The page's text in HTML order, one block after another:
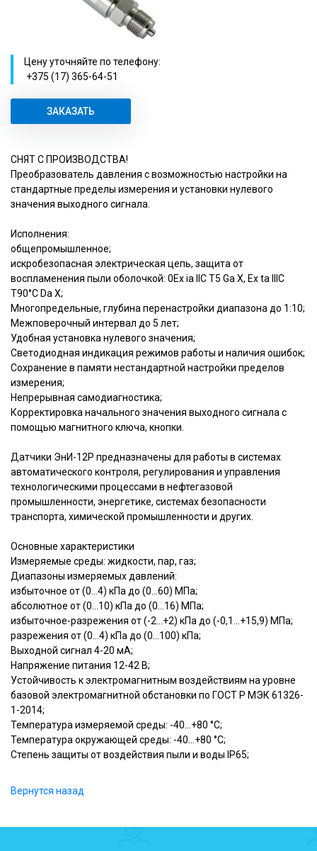
Цену уточняйте по телефону:
+375 (17) 365-64-51
ЗАКАЗАТЬ
СНЯТ С ПРОИЗВОДСТВА!
Преобразователь давления с возможностью настройки на
стандартные пределы измерения и установки нулевого
значения выходного сигнала.
Исполнения:
общепромышленное;
искробезопасная электрическая цепь, защита от
воспламенения пыли оболочкой: 0Ex ia IIC T5 Ga X, Ex ta IIIC
T90°C Da X;
Многопредельные, глубина перенастройки диапазона до 1:10;
Межповерочный интервал до 5 лет;
Удобная установка нулевого значения;
Светодиодная индикация режимов работы и наличия ошибок;
Сохранение в памяти нестандартной настройки пределов
измерения;
Непрерывная самодиагностика;
Корректировка начального значения выходного сигнала с
помощью магнитного ключа, кнопки.
Датчики ЭнИ-12Р предназначены для работы в системах
автоматического контроля, регулирования и управления
технологическими процессами в нефтегазовой
промышленности, энергетике, системах безопасности
транспорта, химической промышленности и других.
Основные характеристики
Измеряемые среды: жидкости, пар, газ;
Диапазоны измеряемых давлений:
избыточное от (0...4) кПа до (0…60) МПа;
абсолютное от (0...10) кПа до (0…16) МПа;
избыточное-разрежения от (-2...+2) кПа до (-0,1...+15,9) МПа;
разрежения от (0...4) кПа до (0…100) кПа;
Выходной сигнал 4-20 мА;
Напряжение питания 12-42 В;
Устойчивость к электромагнитным воздействиям на уровне
базовой электромагнитной обстановки по ГОСТ Р МЭК 61326-
1-2014;
Температура измеряемой среды: -40…+80 °C;
Температура окружающей среды: -40...+80 °С;
Степень защиты от воздействия пыли и воды IP65;
Вернутся назад